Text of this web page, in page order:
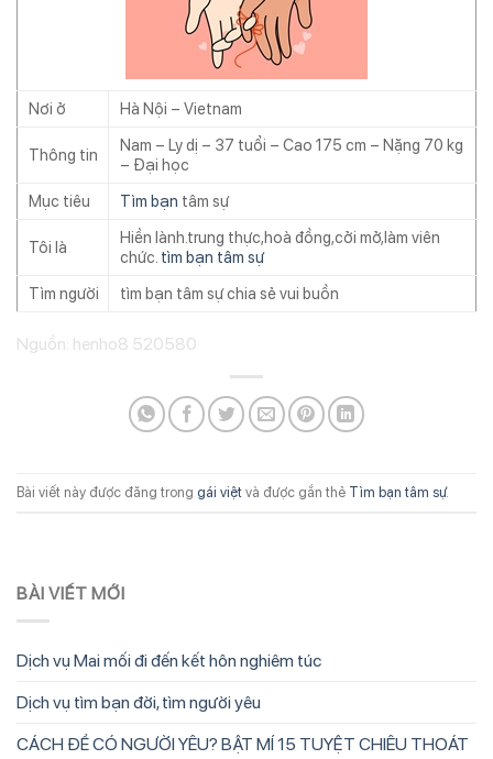
Nơi ở Hà Nội – Vietnam
Thông tin
Nam – Ly dị – 37 tuổi – Cao 175 cm – Nặng 70 kg
– Đại học
Mục tiêu
Tìm bạn tâm sự
Tôi là
Hiền lành.trung thực,hoà đồng,cởi mở,làm viên
chức. tìm bạn tâm sự
Tìm người
tìm bạn tâm sự chia sẻ vui buồn
Nguồn: henho8 520580
Bài viết này được đăng trong gái việt và được gắn thẻ Tìm bạn tâm sự.
BÀI VIẾT MỚI
Dịch vụ Mai mối đi đến kết hôn nghiêm túc
Dịch vụ tìm bạn đời, tìm người yêu
CÁCH ĐỂ CÓ NGƯỜI YÊU? BẬT MÍ 15 TUYỆT CHIÊU THOÁT